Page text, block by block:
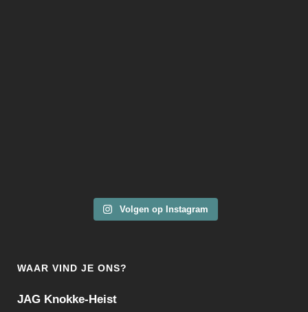
Volgen op Instagram
WAAR VIND JE ONS?
JAG Knokke-Heist